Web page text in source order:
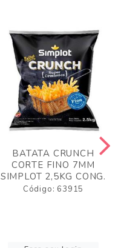
BATATA CRUNCH
CORTE FINO 7MM
SIMPLOT 2,5KG CONG.
Código: 63915